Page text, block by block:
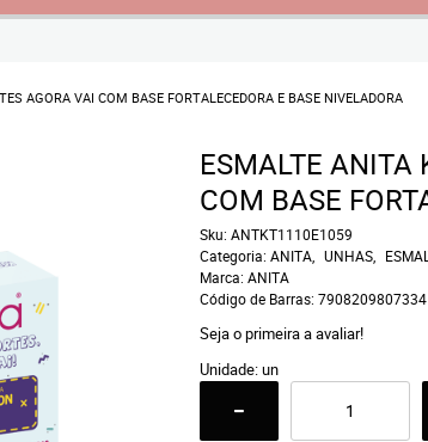
AGORA VAI COM BASE FORTALECEDORA E BASE NIVELADORA
ESMALTE ANITA
COM BASE
Sku: ANTKT1110E1059
Categoria: ANITA UNHAS
Marca: ANITA
Código de Barras: 7908209807334
Seja o primeira a avaliar!
Unidade: un